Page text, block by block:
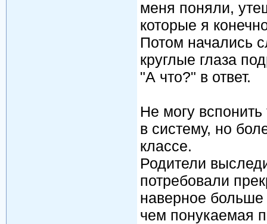
меня поняли,
которые я
Потом начались
круглые глаза
"А что?" в ответ.
Не могу вспонить
в систему, но
классе.
Родители
потребовали
наверное больше
чем понукаемая